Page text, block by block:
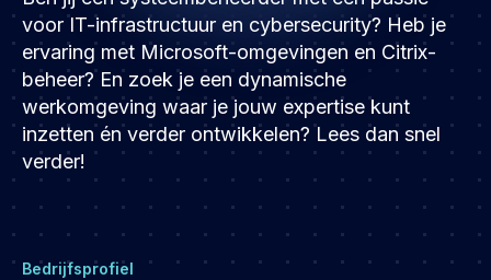
Development
Engineering & leadership
Executive search
Marketing
Product
Sales
Specialistische techrollen
voor IT-infrastructuur en cybersecurity? Heb je
ervaring met Microsoft-omgevingen en Citrix-
beheer? En zoek je een dynamische
werkomgeving waar je jouw expertise kunt
inzetten én verder ontwikkelen? Lees dan snel
verder!
Bedrijfsprofiel